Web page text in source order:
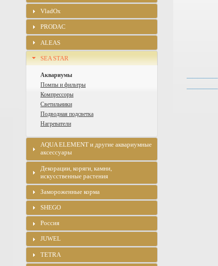
VladOx
PRODAC
ALEAS
SEA STAR
Аквариумы
Помпы и фильтры
Компрессоры
Светильники
Подводная подсветка
Нагреватели
AQUA ELEMENT и другие аквариумные
аксессуары
Декорации, коряги, камни,
искусственные растения
Замороженные корма
SHEGO
Россия
JUWEL
TETRA